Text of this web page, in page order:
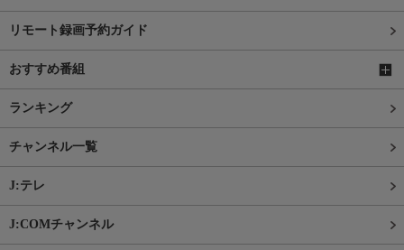
リモート録画予約ガイド
おすすめ番組
ランキング
チャンネル一覧
J:テレ
J:COMチャンネル